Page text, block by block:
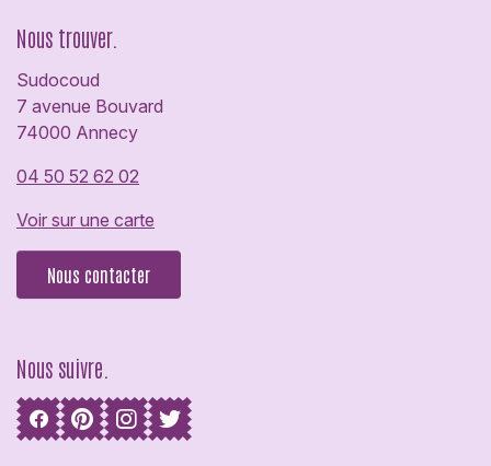
Nous trouver.
Sudocoud
7 avenue Bouvard
74000 Annecy
04 50 52 62 02
Voir sur une carte
Nous contacter
Nous suivre.